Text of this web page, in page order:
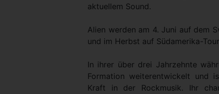
aktuellem Sound.
Alien werden am 4. Juni auf dem
und im Herbst auf Südamerika-
In ihrer über drei Jahrzehnte
Formation weiterentwickelt und
Kraft in der Rockmusik. Ihr